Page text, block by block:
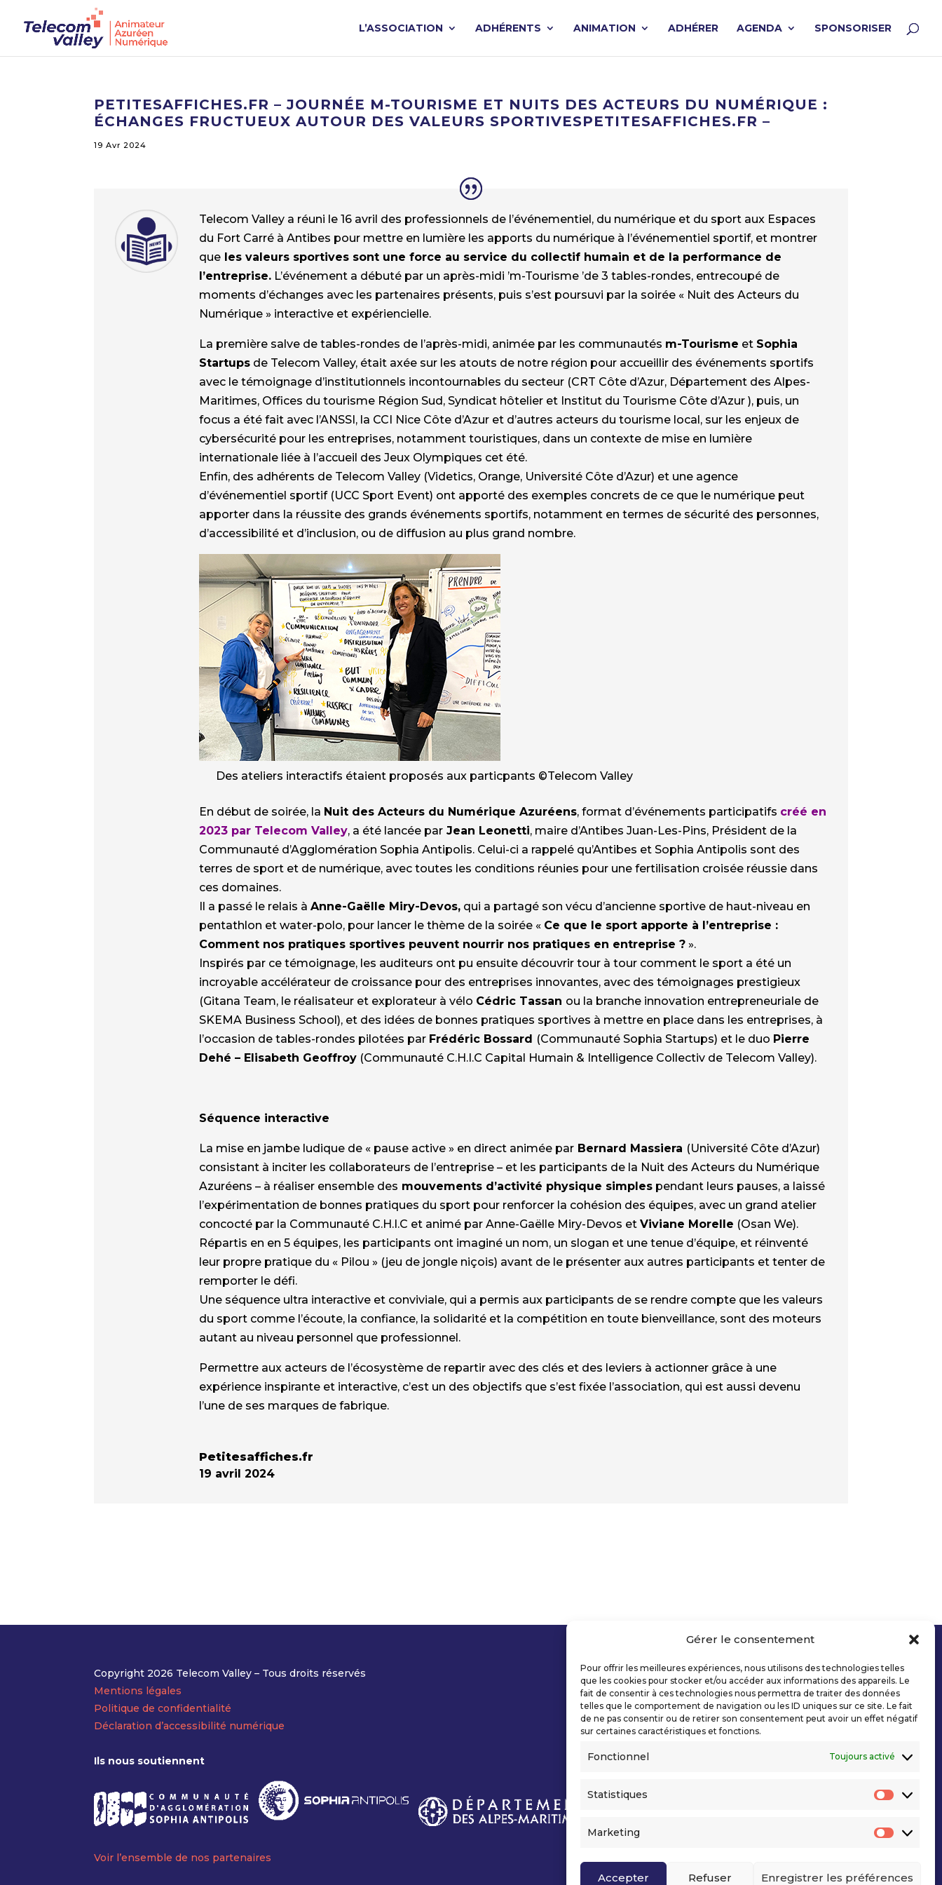
Gérer le consentement
Pour offrir les meilleures expériences, nous utilisons des technologies telles
que les cookies pour stocker et/ou accéder aux informations des appareils. Le
fait de consentir à ces technologies nous permettra de traiter des données
telles que le comportement de navigation ou les ID uniques sur ce site. Le fait
de ne pas consentir ou de retirer son consentement peut avoir un effet négatif
sur certaines caractéristiques et fonctions.
Fonctionnel Toujours activé
Statistiques
Marketing
Accepter Refuser Enregistrer les préférences
L’ASSOCIATION ADHÉRENTS ANIMATION ADHÉRER AGENDA SPONSORISER
PETITESAFFICHES.FR – JOURNÉE M-TOURISME ET NUITS DES ACTEURS DU NUMÉRIQUE :
ÉCHANGES FRUCTUEUX AUTOUR DES VALEURS SPORTIVESPETITESAFFICHES.FR –
19 Avr 2024
Telecom Valley a réuni le 16 avril des professionnels de l’événementiel, du numérique et du sport aux Espaces
du Fort Carré à Antibes pour mettre en lumière les apports du numérique à l’événementiel sportif, et montrer
que les valeurs sportives sont une force au service du collectif humain et de la performance de
l’entreprise. L’événement a débuté par un après-midi ’m-Tourisme ’de 3 tables-rondes, entrecoupé de
moments d’échanges avec les partenaires présents, puis s’est poursuvi par la soirée « Nuit des Acteurs du
Numérique » interactive et expériencielle.
La première salve de tables-rondes de l’après-midi, animée par les communautés m-Tourisme et Sophia
Startups de Telecom Valley, était axée sur les atouts de notre région pour accueillir des événements sportifs
avec le témoignage d’institutionnels incontournables du secteur (CRT Côte d’Azur, Département des Alpes-
Maritimes, Offices du tourisme Région Sud, Syndicat hôtelier et Institut du Tourisme Côte d’Azur ), puis, un
focus a été fait avec l’ANSSI, la CCI Nice Côte d’Azur et d’autres acteurs du tourisme local, sur les enjeux de
cybersécurité pour les entreprises, notamment touristiques, dans un contexte de mise en lumière
internationale liée à l’accueil des Jeux Olympiques cet été.
Enfin, des adhérents de Telecom Valley (Videtics, Orange, Université Côte d’Azur) et une agence
d’événementiel sportif (UCC Sport Event) ont apporté des exemples concrets de ce que le numérique peut
apporter dans la réussite des grands événements sportifs, notamment en termes de sécurité des personnes,
d’accessibilité et d’inclusion, ou de diffusion au plus grand nombre.
Des ateliers interactifs étaient proposés aux particpants ©Telecom Valley
En début de soirée, la Nuit des Acteurs du Numérique Azuréens, format d’événements participatifs créé en
2023 par Telecom Valley, a été lancée par Jean Leonetti, maire d’Antibes Juan-Les-Pins, Président de la
Communauté d’Agglomération Sophia Antipolis. Celui-ci a rappelé qu’Antibes et Sophia Antipolis sont des
terres de sport et de numérique, avec toutes les conditions réunies pour une fertilisation croisée réussie dans
ces domaines.
Il a passé le relais à Anne-Gaëlle Miry-Devos, qui a partagé son vécu d’ancienne sportive de haut-niveau en
pentathlon et water-polo, pour lancer le thème de la soirée « Ce que le sport apporte à l’entreprise :
Comment nos pratiques sportives peuvent nourrir nos pratiques en entreprise ? ».
Inspirés par ce témoignage, les auditeurs ont pu ensuite découvrir tour à tour comment le sport a été un
incroyable accélérateur de croissance pour des entreprises innovantes, avec des témoignages prestigieux
(Gitana Team, le réalisateur et explorateur à vélo Cédric Tassan ou la branche innovation entrepreneuriale de
SKEMA Business School), et des idées de bonnes pratiques sportives à mettre en place dans les entreprises, à
l’occasion de tables-rondes pilotées par Frédéric Bossard (Communauté Sophia Startups) et le duo Pierre
Dehé – Elisabeth Geoffroy (Communauté C.H.I.C Capital Humain & Intelligence Collectiv de Telecom Valley).
Séquence interactive
La mise en jambe ludique de « pause active » en direct animée par Bernard Massiera (Université Côte d’Azur)
consistant à inciter les collaborateurs de l’entreprise – et les participants de la Nuit des Acteurs du Numérique
Azuréens – à réaliser ensemble des mouvements d’activité physique simples pendant leurs pauses, a laissé
l’expérimentation de bonnes pratiques du sport pour renforcer la cohésion des équipes, avec un grand atelier
concocté par la Communauté C.H.I.C et animé par Anne-Gaëlle Miry-Devos et Viviane Morelle (Osan We).
Répartis en en 5 équipes, les participants ont imaginé un nom, un slogan et une tenue d’équipe, et réinventé
leur propre pratique du « Pilou » (jeu de jongle niçois) avant de le présenter aux autres participants et tenter de
remporter le défi.
Une séquence ultra interactive et conviviale, qui a permis aux participants de se rendre compte que les valeurs
du sport comme l’écoute, la confiance, la solidarité et la compétition en toute bienveillance, sont des moteurs
autant au niveau personnel que professionnel.
Permettre aux acteurs de l’écosystème de repartir avec des clés et des leviers à actionner grâce à une
expérience inspirante et interactive, c’est un des objectifs que s’est fixée l’association, qui est aussi devenu
l’une de ses marques de fabrique.
Petitesaffiches.fr
19 avril 2024
Copyright 2026 Telecom Valley – Tous droits réservés
Mentions légales
Politique de confidentialité
Déclaration d’accessibilité numérique
Ils nous soutiennent
Voir l’ensemble de nos partenaires